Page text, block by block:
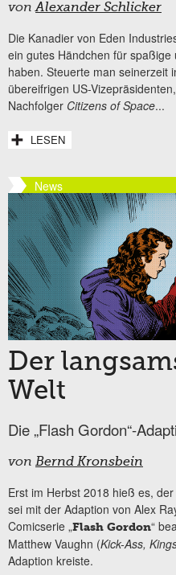
vonAlexander Schlicker
Die Kanadier von Eden
ein gutes Händchen für
haben. Steuerte man seinerzeit
übereifrigen US-
Nachfolger Citizens of Space...
LESEN
News
Der
Welt
Die „Flash Gordon“-
von Bernd Kronsbein
Erst im Herbst 2018 hieß es,
sei mit der Adaption von Alex
Comicserie „Flash Gordon“
Matthew Vaughn (Kick-Ass,
Adaption kreiste.